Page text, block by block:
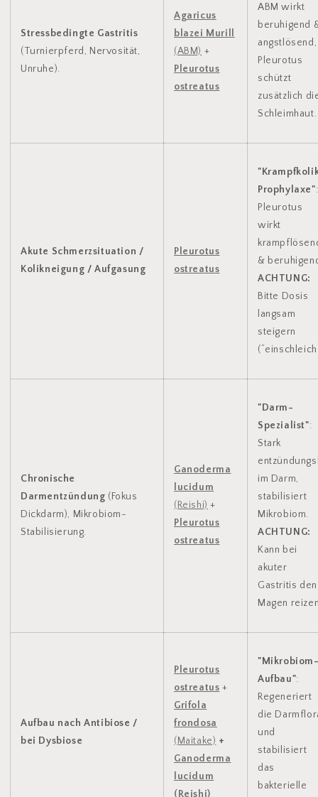
Stressbedingte Gastritis
(Turnierpferd, Nervosität,
Unruhe).
Agaricus
blazei Murill
(ABM) +
Pleurotus
ostreatus
ABM wirkt
beruhigend
angstlösend,
Pleurotus
schützt
zusätzlich
Schleimhaut.
Akute Schmerzsituation /
Kolikneigung / Aufgasung
Pleurotus
ostreatus
Prophylaxe":
Pleurotus
wirkt
&
ACHTUNG:
Bitte Dosis
langsam
steigern
Chronische
Darmentzündung (Fokus
Dickdarm), Mikrobiom-
Stabilisierung.
Ganoderma
lucidum
(Reishi) +
Pleurotus
ostreatus
"Darm-
Spezialist":
Stark
im Darm,
stabilisiert
Mikrobiom.
ACHTUNG:
Kann bei
akuter
Gastritis den
Magen
Aufbau nach Antibiose /
bei Dysbiose
Pleurotus
ostreatus +
Grifola
frondosa
(Maitake) +
Ganoderma
lucidum
(Reishi)
Aufbau":
Regeneriert
die
und
stabilisiert
das
bakterielle